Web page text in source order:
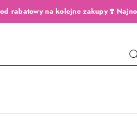
rabatowy na kolejne zakupy ❣️